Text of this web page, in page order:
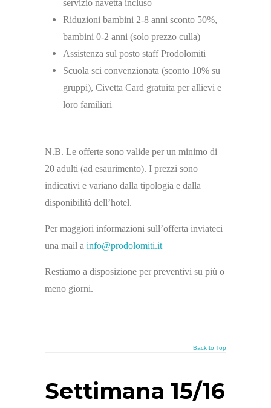
servizio navetta incluso
Riduzioni bambini 2-8 anni sconto 50%,
bambini 0-2 anni (solo prezzo culla)
Assistenza sul posto staff Prodolomiti
Scuola sci convenzionata (sconto 10% su
gruppi), Civetta Card gratuita per allievi e
loro familiari
N.B. Le offerte sono valide per un minimo di
20 adulti (ad esaurimento). I prezzi sono
indicativi e variano dalla tipologia e dalla
disponibilità dell’hotel.
Per maggiori informazioni sull’offerta inviateci
una mail a info@prodolomiti.it
Restiamo a disposizione per preventivi su più o
meno giorni.
Back to Top
Settimana 15/16